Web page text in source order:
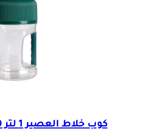
كوب خلاط العصير 1 لتر 80 واط green lion